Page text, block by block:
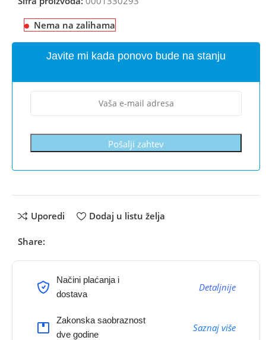
Nema na zalihama
Javite mi kada ponovo bude na stanju
Pošalji zahtev
Uporedi Dodaj u listu želja
Share:
Načini plaćanja i
dostava
Detaljnije
Zakonska saobraznost
dve godine
Saznaj više